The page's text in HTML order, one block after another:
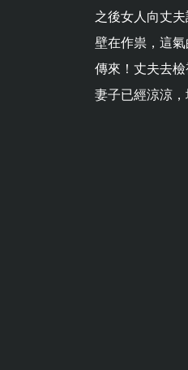
之後女人向丈
壁在作祟，這
傳來！丈夫去
妻子已經涼涼